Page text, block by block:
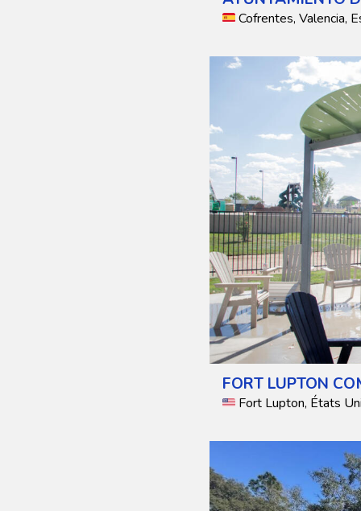
Cofrentes, Valencia,
FORT LUPTON
Fort Lupton, États